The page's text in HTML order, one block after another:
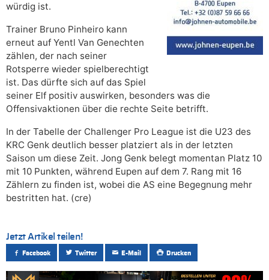
würdig ist.
Trainer Bruno Pinheiro kann
erneut auf Yentl Van Genechten
zählen, der nach seiner
Rotsperre wieder spielberechtigt
ist. Das dürfte sich auf das Spiel
seiner Elf positiv auswirken, besonders was die
Offensivaktionen über die rechte Seite betrifft.
In der Tabelle der Challenger Pro League ist die U23 des
KRC Genk deutlich besser platziert als in der letzten
Saison um diese Zeit. Jong Genk belegt momentan Platz 10
mit 10 Punkten, während Eupen auf dem 7. Rang mit 16
Zählern zu finden ist, wobei die AS eine Begegnung mehr
bestritten hat. (cre)
Jetzt Artikel teilen!
Facebook Twitter E-Mail Drucken